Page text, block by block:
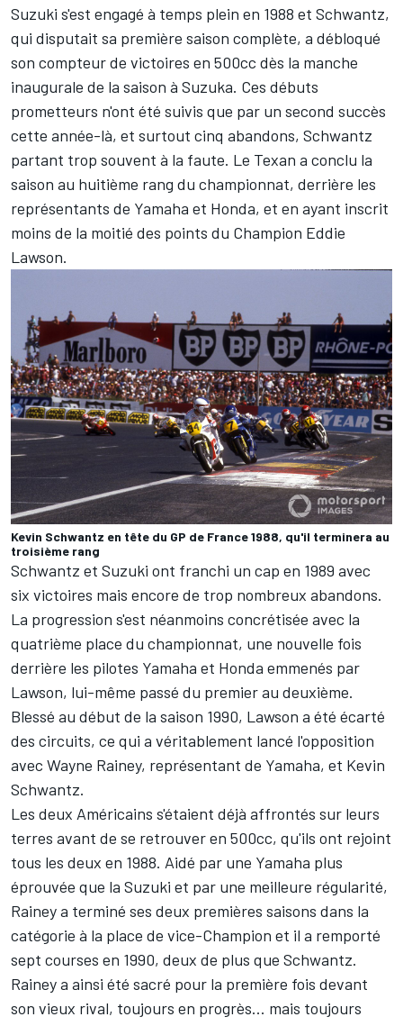
Suzuki s'est engagé à temps plein en 1988 et Schwantz,
qui disputait sa première saison complète, a débloqué
son compteur de victoires en 500cc dès la manche
inaugurale de la saison à Suzuka. Ces débuts
prometteurs n'ont été suivis que par un second succès
cette année-là, et surtout cinq abandons, Schwantz
partant trop souvent à la faute. Le Texan a conclu la
saison au huitième rang du championnat, derrière les
représentants de Yamaha et Honda, et en ayant inscrit
moins de la moitié des points du Champion Eddie
Lawson.
Kevin Schwantz en tête du GP de France 1988, qu'il terminera au
troisième rang
Schwantz et Suzuki ont franchi un cap en 1989 avec
six victoires mais encore de trop nombreux abandons.
La progression s'est néanmoins concrétisée avec la
quatrième place du championnat, une nouvelle fois
derrière les pilotes Yamaha et Honda emmenés par
Lawson, lui-même passé du premier au deuxième.
Blessé au début de la saison 1990, Lawson a été écarté
des circuits, ce qui a véritablement lancé l'opposition
avec Wayne Rainey, représentant de Yamaha, et Kevin
Schwantz.
Les deux Américains s'étaient déjà affrontés sur leurs
terres avant de se retrouver en 500cc, qu'ils ont rejoint
tous les deux en 1988. Aidé par une Yamaha plus
éprouvée que la Suzuki et par une meilleure régularité,
Rainey a terminé ses deux premières saisons dans la
catégorie à la place de vice-Champion et il a remporté
sept courses en 1990, deux de plus que Schwantz.
Rainey a ainsi été sacré pour la première fois devant
son vieux rival, toujours en progrès... mais toujours